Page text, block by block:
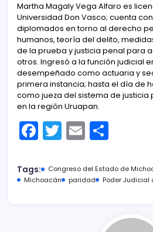
Martha Magaly Vega Alfaro es
Universidad Don Vasco; cuenta
diplomados en torno al derecho
humanos, teoría del delito,
de la prueba y justicia penal para
otros. Ingresó a la función judicial
desempeñado como actuaria y
primera instancia; hasta el día de
como jueza del sistema de justicia
en la región Uruapan.
F
a
c
e
T
w
itt
er
E
m
ai
l
m
p
tir
Tags: Congreso del Estado de
Michoacán
paridad Poder Judicial